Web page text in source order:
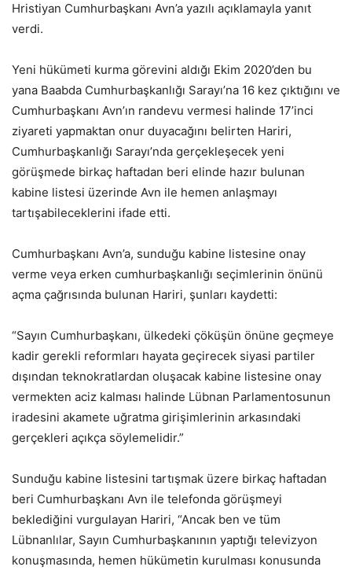
Hristiyan Cumhurbaşkanı Avn’a yazılı açıklamayla yanıt
verdi.
Yeni hükümeti kurma görevini aldığı Ekim 2020’den bu
yana Baabda Cumhurbaşkanlığı Sarayı’na 16 kez çıktığını ve
Cumhurbaşkanı Avn’ın randevu vermesi halinde 17’inci
ziyareti yapmaktan onur duyacağını belirten Hariri,
Cumhurbaşkanlığı Sarayı’nda gerçekleşecek yeni
görüşmede birkaç haftadan beri elinde hazır bulunan
kabine listesi üzerinde Avn ile hemen anlaşmayı
tartışabileceklerini ifade etti.
Cumhurbaşkanı Avn’a, sunduğu kabine listesine onay
verme veya erken cumhurbaşkanlığı seçimlerinin önünü
açma çağrısında bulunan Hariri, şunları kaydetti:
“Sayın Cumhurbaşkanı, ülkedeki çöküşün önüne geçmeye
kadir gerekli reformları hayata geçirecek siyasi partiler
dışından teknokratlardan oluşacak kabine listesine onay
vermekten aciz kalması halinde Lübnan Parlamentosunun
iradesini akamete uğratma girişimlerinin arkasındaki
gerçekleri açıkça söylemelidir.”
Sunduğu kabine listesini tartışmak üzere birkaç haftadan
beri Cumhurbaşkanı Avn ile telefonda görüşmeyi
beklediğini vurgulayan Hariri, “Ancak ben ve tüm
Lübnanlılar, Sayın Cumhurbaşkanının yaptığı televizyon
konuşmasında, hemen hükümetin kurulması konusunda